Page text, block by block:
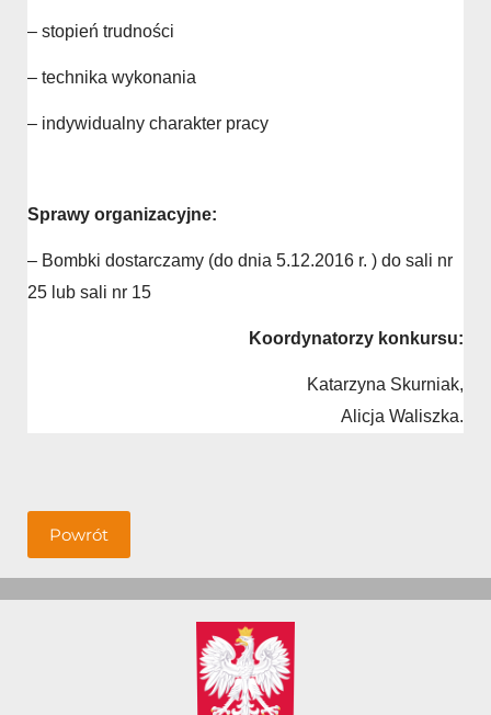
– stopień trudności
– technika wykonania
– indywidualny charakter pracy
Sprawy organizacyjne:
– Bombki dostarczamy (do dnia 5.12.2016 r. ) do sali nr
25 lub sali nr 15
Koordynatorzy konkursu:
Katarzyna Skurniak,
Alicja Waliszka.
Powrót